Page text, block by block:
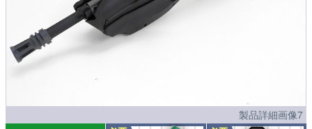
製品詳細画像7